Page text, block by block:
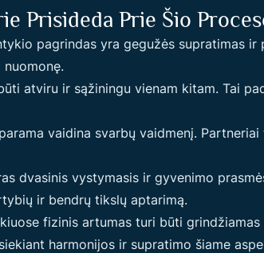
Prisideda Prie Šio
pagrindas yra gegužės supratimas
atviru ir sąžiningu vienam kitam. Tai
vaidina svarbų vaidmenį.
dvasinis vystymasis ir gyvenimo
ir bendrų tikslų aptarimą.
fizinis artumas turi būti
harmonijos ir supratimo šiame